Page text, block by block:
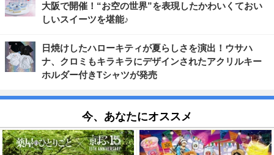
大阪で開催！“お空の世界”を表現したかわいくておい
しいスイーツを堪能♪
日焼けしたハローキティが夏らしさを演出！ウサハ
ナ、クロミもキラキラにデザインされたアクリルキー
ホルダー付きTシャツが発売
今、あなたにオススメ